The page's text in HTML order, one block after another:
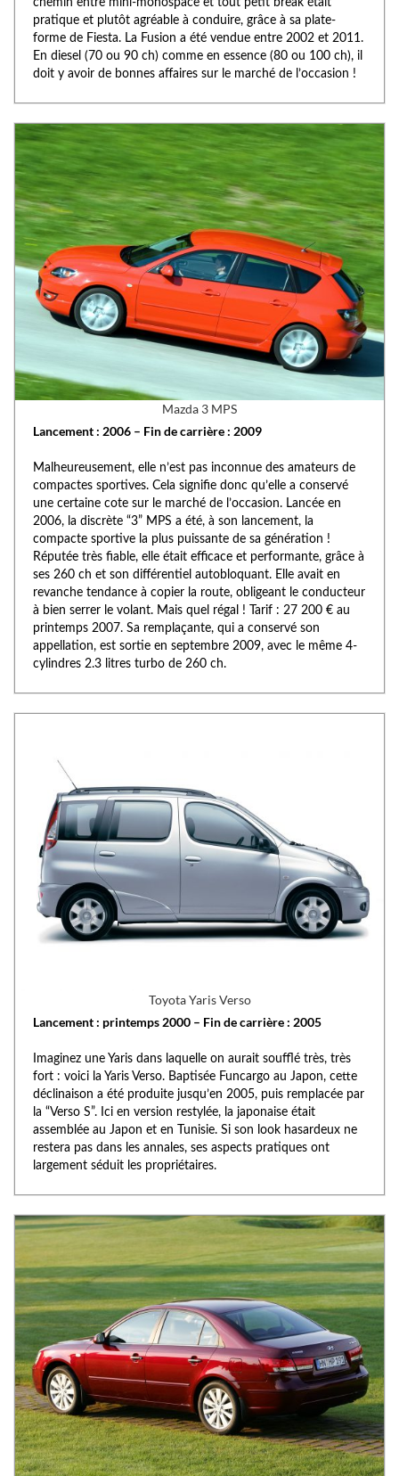
chemin entre mini-monospace et tout petit break était
pratique et plutôt agréable à conduire, grâce à sa plate-
forme de Fiesta. La Fusion a été vendue entre 2002 et 2011.
En diesel (70 ou 90 ch) comme en essence (80 ou 100 ch), il
doit y avoir de bonnes affaires sur le marché de l’occasion !
Mazda 3 MPS
Lancement : 2006 – Fin de carrière : 2009
Malheureusement, elle n’est pas inconnue des amateurs de
compactes sportives. Cela signifie donc qu’elle a conservé
une certaine cote sur le marché de l’occasion. Lancée en
2006, la discrète “3” MPS a été, à son lancement, la
compacte sportive la plus puissante de sa génération !
Réputée très fiable, elle était efficace et performante, grâce à
ses 260 ch et son différentiel autobloquant. Elle avait en
revanche tendance à copier la route, obligeant le conducteur
à bien serrer le volant. Mais quel régal ! Tarif : 27 200 € au
printemps 2007. Sa remplaçante, qui a conservé son
appellation, est sortie en septembre 2009, avec le même 4-
cylindres 2.3 litres turbo de 260 ch.
Toyota Yaris Verso
Lancement : printemps 2000 – Fin de carrière : 2005
Imaginez une Yaris dans laquelle on aurait soufflé très, très
fort : voici la Yaris Verso. Baptisée Funcargo au Japon, cette
déclinaison a été produite jusqu’en 2005, puis remplacée par
la “Verso S”. Ici en version restylée, la japonaise était
assemblée au Japon et en Tunisie. Si son look hasardeux ne
restera pas dans les annales, ses aspects pratiques ont
largement séduit les propriétaires.